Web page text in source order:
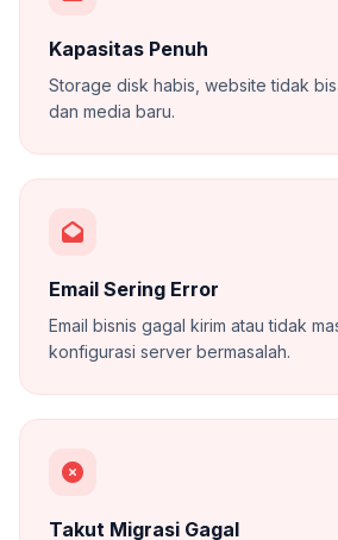
Kapasitas Penuh
Storage disk habis, website tidak
dan media baru.
Email Sering Error
Email bisnis gagal kirim atau tidak
konfigurasi server bermasalah.
Takut Migrasi Gagal